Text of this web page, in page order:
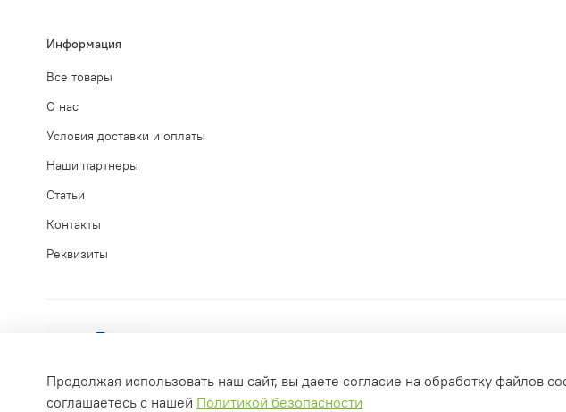
Информация
Все товары
О нас
Условия доставки и оплаты
Наши партнеры
Статьи
Контакты
Реквизиты
Продолжая использовать наш сайт, вы даете согласие на обработку файлов
соглашаетесь с нашей Политикой безопасности